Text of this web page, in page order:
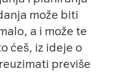
može biti
a i može te
ćeš, iz ideje o
previše